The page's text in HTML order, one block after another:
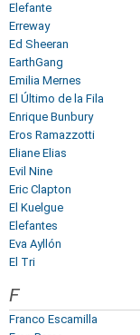
Elefante
Erreway
Ed Sheeran
EarthGang
Emilia Mernes
El Último de la Fila
Enrique Bunbury
Eros Ramazzotti
Eliane Elias
Evil Nine
Eric Clapton
El Kuelgue
Elefantes
Eva Ayllón
El Tri
F
Franco Escamilla